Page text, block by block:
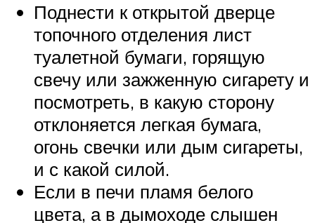
Поднести к открытой дверце
топочного отделения лист
туалетной бумаги, горящую
свечу или зажженную сигарету и
посмотреть, в какую сторону
отклоняется легкая бумага,
огонь свечки или дым сигареты,
и с какой силой.
Если в печи пламя белого
цвета, а в дымоходе слышен